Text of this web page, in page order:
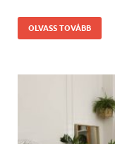
OLVASS TOVÁBB